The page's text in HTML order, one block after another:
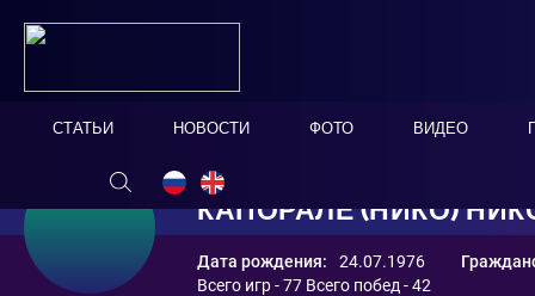
СТАТЬИ НОВОСТИ ФОТО ВИДЕО
КАПОРАЛЕ (НИКО)
Дата рождения: 24.07.1976
Всего игр - 77 Всего побед - 42